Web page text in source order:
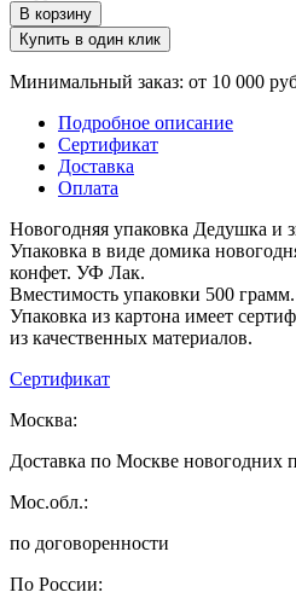
В корзину
Купить в один клик
Минимальный заказ: от 10 000
Подробное описание
Сертификат
Доставка
Оплата
Новогодняя упаковка Дедушка и
Упаковка в виде домика
конфет. УФ Лак.
Вместимость упаковки 500 грамм.
Упаковка из картона имеет
из качественных материалов.
Сертификат
Москва:
Доставка по Москве новогодних
Мос.обл.:
по договоренности
По России: